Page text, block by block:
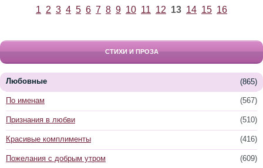
1 2 3 4 5 6 7 8 9 10 11 12 13 14 15 16
СТИХИ И ПРОЗА
(865)
Любовные
(567)
По именам
(510)
Признания в любви
(416)
Красивые комплименты
(609)
Пожелания с добрым утром